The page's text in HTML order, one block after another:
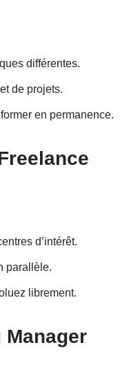
différentes.
de projets.
en permanence.
d’intérêt.
parallèle.
librement.
Manager